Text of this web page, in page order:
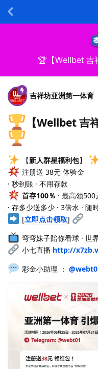
🏆【Wellbet 吉
吉祥坊亚洲第一体育
【Wellbet 吉
【新人群星福利包】
注册送 38元 体验金
· 秒到账 · 不用存款
首存100％ · 最高领500
· 存多少送多少 · 3倍水 · 随
[立即点击领取]
弯弯妹子陪你看球 · 世
小七直播 http://
彩金小助理 ：